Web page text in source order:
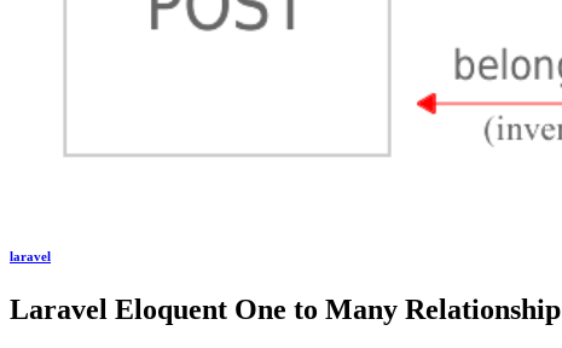
laravel
Laravel Eloquent One to Many Relationship